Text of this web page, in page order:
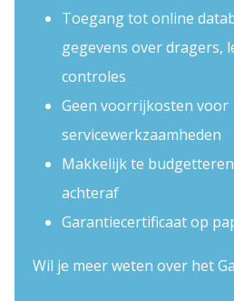
Toegang tot online
gegevens over dragers,
controles
Geen voorrijkosten voor
servicewerkzaamheden
Makkelijk te
achteraf
Garantiecertificaat op
Wil je meer weten over het